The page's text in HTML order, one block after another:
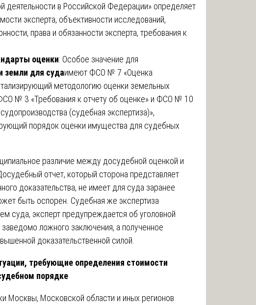
деятельности в Российской Федерации» определяет
эксперта, объективности исследований,
права и обязанности эксперта, требования к
оценки: Особое значение для
земли для судаимеют ФСО № 7 «Оценка
методологию оценки земельных
№ 3 «Требования к отчету об оценке» и ФСО № 10
(судебная экспертиза)»,
порядок оценки имущества для судебных
различие между досудебной оценкой и
отчет, который сторона представляет
доказательства, не имеет для суда заранее
быть оспорен. Судебная же экспертиза
суда, эксперт предупреждается об уголовной
заведомо ложного заключения, а полученное
доказательственной силой.
требующие определения стоимости
порядке
Москвы, Московской области и иных регионов